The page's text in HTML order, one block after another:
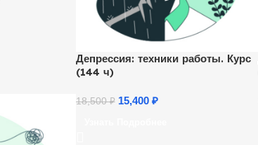
Депрессия: техники работы. Курс
(144 ч)
18,500₽ 15,400 ₽